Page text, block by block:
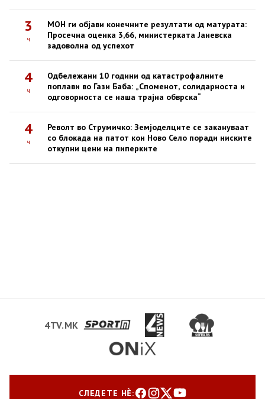
3
ч
МОН ги објави конечните резултати од матурата:
Просечна оценка 3,66, министерката Јаневска
задоволна од успехот
4
ч
Одбележани 10 години од катастрофалните
поплави во Гази Баба: „Споменот, солидарноста и
одговорноста се наша трајна обврска“
4
ч
Револт во Струмичко: Земјоделците се закануваат
со блокада на патот кон Ново Село поради ниските
откупни цени на пиперките
4TV.MK
СЛЕДЕТЕ НЀ: